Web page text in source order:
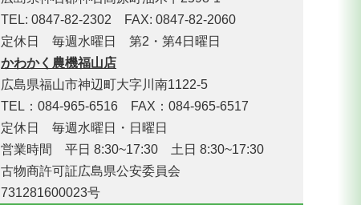
TEL: 0847-82-2302 FAX: 0847-82-2060
定休日 毎週水曜日 第2・第4日曜日
かわかく農機福山店
広島県福山市神辺町大字川南1122-5
TEL：084-965-6516 FAX：084-965-6517
定休日 毎週水曜日・日曜日
営業時間 平日 8:30~17:30 土日 8:30~17:30
古物商許可証広島県公安委員会
731281600023号